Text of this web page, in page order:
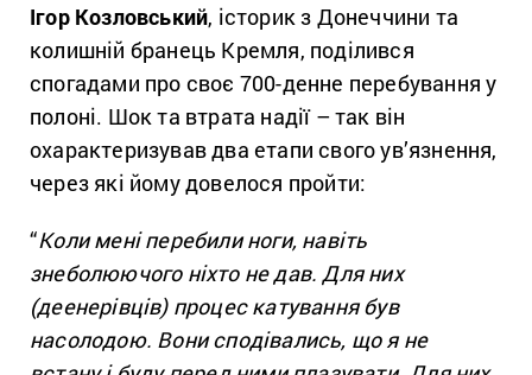
Ігор Козловський, історик з Донеччини та
колишній бранець Кремля, поділився
спогадами про своє 700-денне перебування у
полоні. Шок та втрата надії – так він
охарактеризував два етапи свого ув’язнення,
через які йому довелося пройти:
“Коли мені перебили ноги, навіть
знеболюючого ніхто не дав. Для них
(деенерівців) процес катування був
насолодою. Вони сподівались, що я не